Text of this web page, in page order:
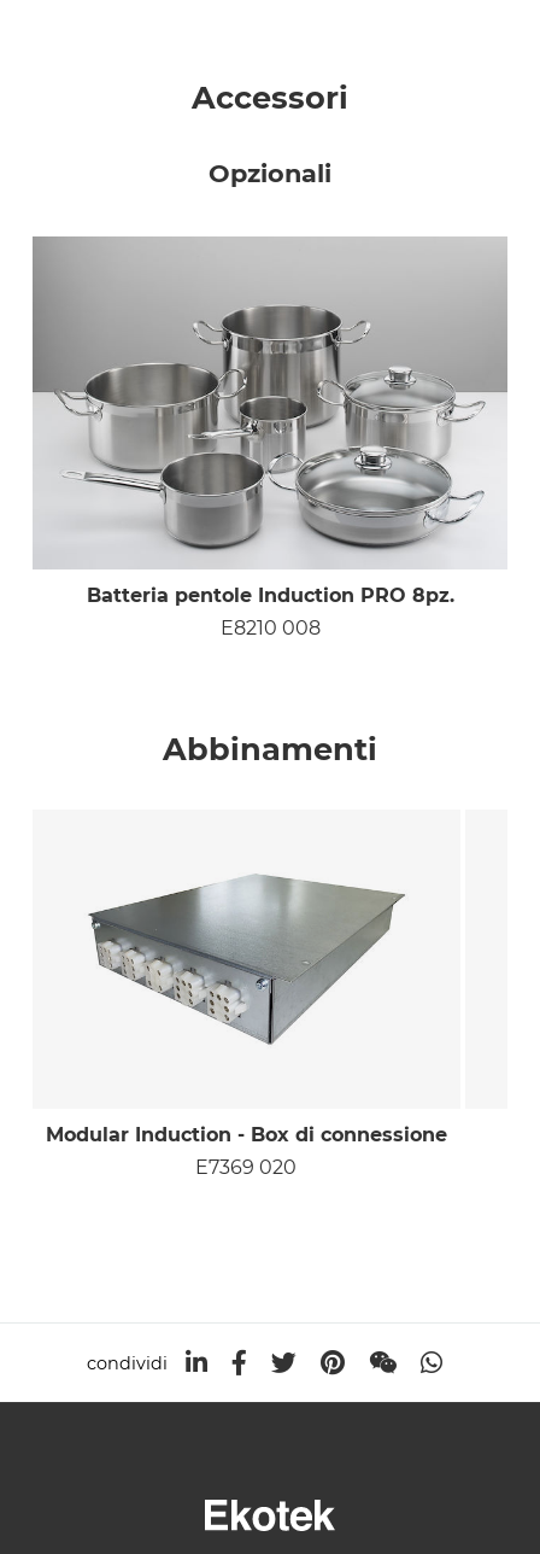
Accessori
Opzionali
Batteria pentole Induction PRO 8pz.
E8210 008
Abbinamenti
Modular Induction - Box di connessione
E7369 020
condividi